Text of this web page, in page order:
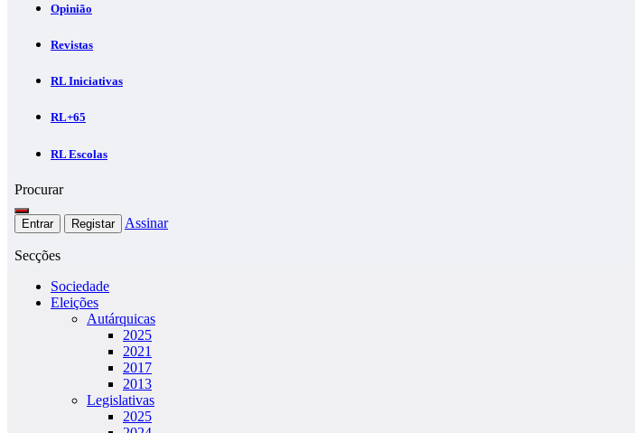
Opinião
Revistas
RL Iniciativas
RL+65
RL Escolas
Procurar
Entrar Registar Assinar
Secções
Sociedade
Eleições
Autárquicas
2025
2021
2017
2013
Legislativas
2025